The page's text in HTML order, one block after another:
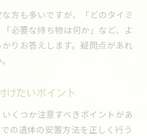
方も多いですが、「どのタイミ
必要な持ち物は何か」など、よ
りお答えします。疑問点があれ
けたいポイント
くつか注意すべきポイントがあ
の遺体の安置方法を正しく行う